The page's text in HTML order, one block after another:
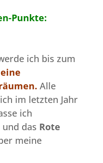
Punkte:
ich bis zum
Alle
im letzten Jahr
ich
und das Rote
meine